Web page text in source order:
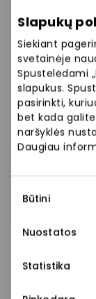
Slapukų
Siekiant
svetainėje
Spustelėdami
slapukus.
pasirinkti,
bet kada
naršyklės
Daugiau
pasirinkimas
Būtini
Nuostatos
Statistika